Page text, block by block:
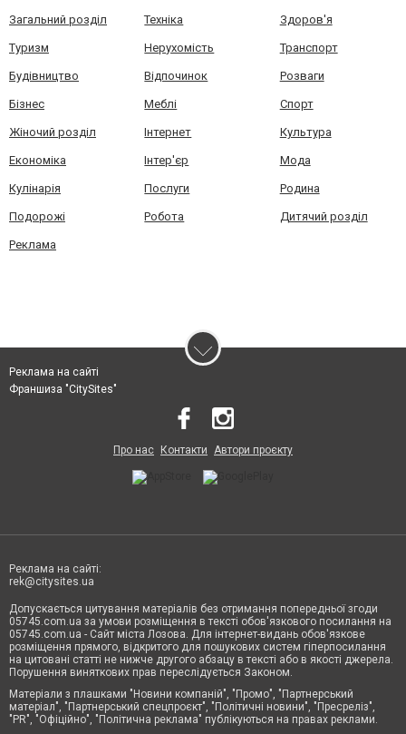
Загальний розділ Техніка Здоров'я
Туризм Нерухомість Транспорт
Будівництво Відпочинок Розваги
Бізнес Меблі Спорт
Жіночий розділ Інтернет Культура
Економіка Інтер'єр Мода
Кулінарія Послуги Родина
Подорожі Робота Дитячий розділ
Реклама
Реклама на сайті
Франшиза "CitySites"
Про нас Контакти Автори проєкту
Реклама на сайті:
rek@citysites.ua
Допускається цитування матеріалів без отримання попередньої згоди
05745.com.ua за умови розміщення в тексті обов'язкового посилання на
05745.com.ua - Сайт міста Лозова. Для інтернет-видань обов'язкове
розміщення прямого, відкритого для пошукових систем гіперпосилання
на цитовані статті не нижче другого абзацу в тексті або в якості джерела.
Порушення виняткових прав переслідується Законом.
Матеріали з плашками "Новини компаній", "Промо", "Партнерський
матеріал", "Партнерський спецпроєкт", "Політичні новини", "Пресреліз",
"PR", "Офіційно", "Політична реклама" публікуються на правах реклами.